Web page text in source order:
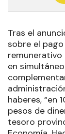
Tras el
sobre el
remunerativo
en
haberes, “en
pesos de
tesoro